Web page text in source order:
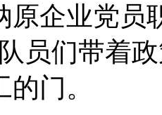
原企业党员
员们带着
门。